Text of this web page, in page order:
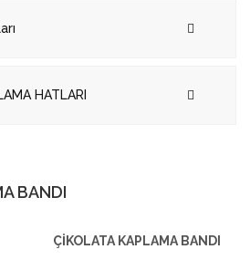
HATLARI
BANDI
ÇİKOLATA KAPLAMA BANDI